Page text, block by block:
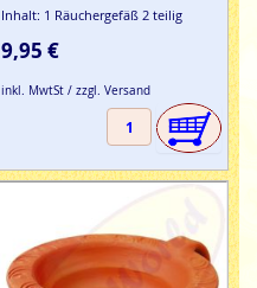
Inhalt: 1 Räuchergefäß 2 teilig
9,95 €
inkl. MwtSt / zzgl. Versand